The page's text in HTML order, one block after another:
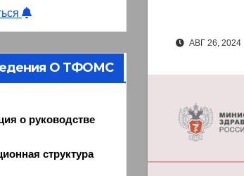
О ТФОМС
о руководстве
структура
АВГ 26, 2024